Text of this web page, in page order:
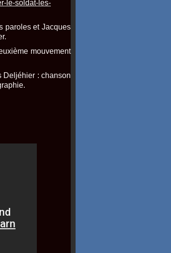
le-soldat-les-
paroles et Jacques
mouvement
Deljéhier : chanson